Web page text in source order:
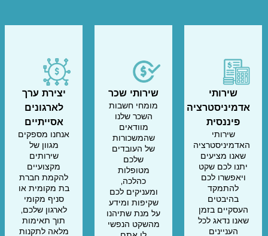
שירותי
אדמיניסטרציה
פיננסית
שירותי
האדמיניסטרציה
שאנו מציעים
יתנו לכם שקט
ויאפשרו לכם
להתמקד
בהיבטים
העסקיים בזמן
שאנו נדאג לכל
העניינים
שירותי שכר
מומחי חשבות
השכר שלנו
מוודאים
שהמשכורות
של העובדים
שלכם
מטופלות
כהלכה,
ומעניקים לכם
שקיפות ומידע
על מנת שתיהנו
מהשקט הנפשי
יצירת ערך
לארגונים
אסייתיים
אנחנו מספקים
מגוון של
שירותים
מקצועיים
להקמת חברת
בת מקומית או
סניף מקומי
לארגון שלכם,
תוך תאימות
מלאה לתקנות